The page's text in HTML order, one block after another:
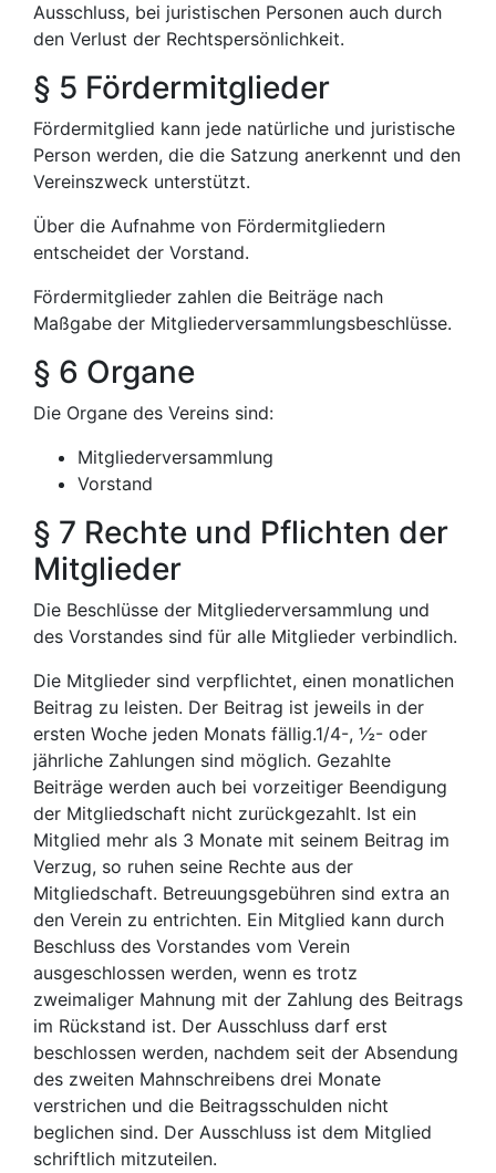
Ausschluss, bei juristischen Personen auch durch
den Verlust der Rechtspersönlichkeit.
§ 5 Fördermitglieder
Fördermitglied kann jede natürliche und juristische
Person werden, die die Satzung anerkennt und den
Vereinszweck unterstützt.
Über die Aufnahme von Fördermitgliedern
entscheidet der Vorstand.
Fördermitglieder zahlen die Beiträge nach
Maßgabe der Mitgliederversammlungsbeschlüsse.
§ 6 Organe
Die Organe des Vereins sind:
Mitgliederversammlung
Vorstand
§ 7 Rechte und Pflichten der
Mitglieder
Die Beschlüsse der Mitgliederversammlung und
des Vorstandes sind für alle Mitglieder verbindlich.
Die Mitglieder sind verpflichtet, einen monatlichen
Beitrag zu leisten. Der Beitrag ist jeweils in der
ersten Woche jeden Monats fällig.1/4-, ½- oder
jährliche Zahlungen sind möglich. Gezahlte
Beiträge werden auch bei vorzeitiger Beendigung
der Mitgliedschaft nicht zurückgezahlt. Ist ein
Mitglied mehr als 3 Monate mit seinem Beitrag im
Verzug, so ruhen seine Rechte aus der
Mitgliedschaft. Betreuungsgebühren sind extra an
den Verein zu entrichten. Ein Mitglied kann durch
Beschluss des Vorstandes vom Verein
ausgeschlossen werden, wenn es trotz
zweimaliger Mahnung mit der Zahlung des Beitrags
im Rückstand ist. Der Ausschluss darf erst
beschlossen werden, nachdem seit der Absendung
des zweiten Mahnschreibens drei Monate
verstrichen und die Beitragsschulden nicht
beglichen sind. Der Ausschluss ist dem Mitglied
schriftlich mitzuteilen.